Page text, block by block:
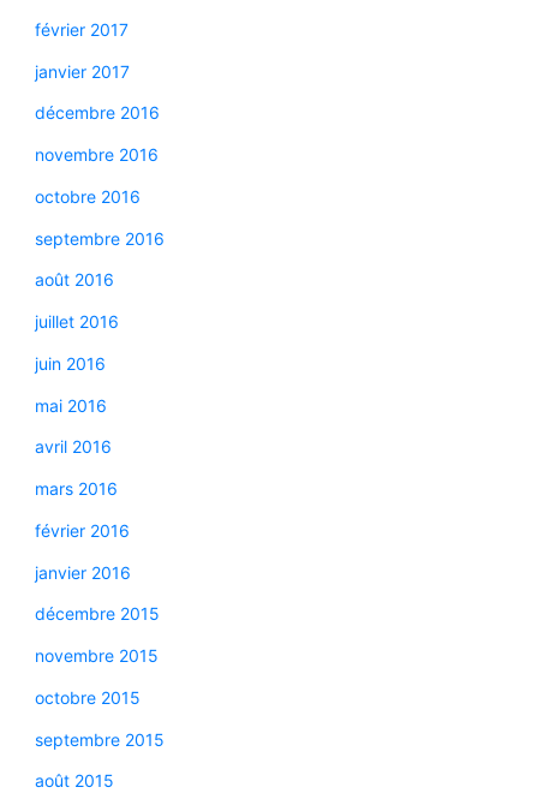
février 2017
janvier 2017
décembre 2016
novembre 2016
octobre 2016
septembre 2016
août 2016
juillet 2016
juin 2016
mai 2016
avril 2016
mars 2016
février 2016
janvier 2016
décembre 2015
novembre 2015
octobre 2015
septembre 2015
août 2015